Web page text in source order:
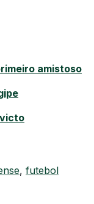
amistoso
, futebol